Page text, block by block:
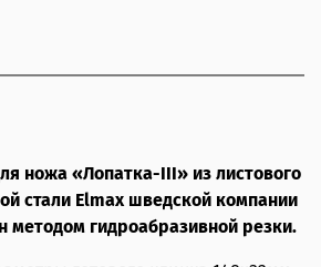
ножа «Лопатка-III» из листового
стали Elmax шведской компании
методом гидроабразивной резки.